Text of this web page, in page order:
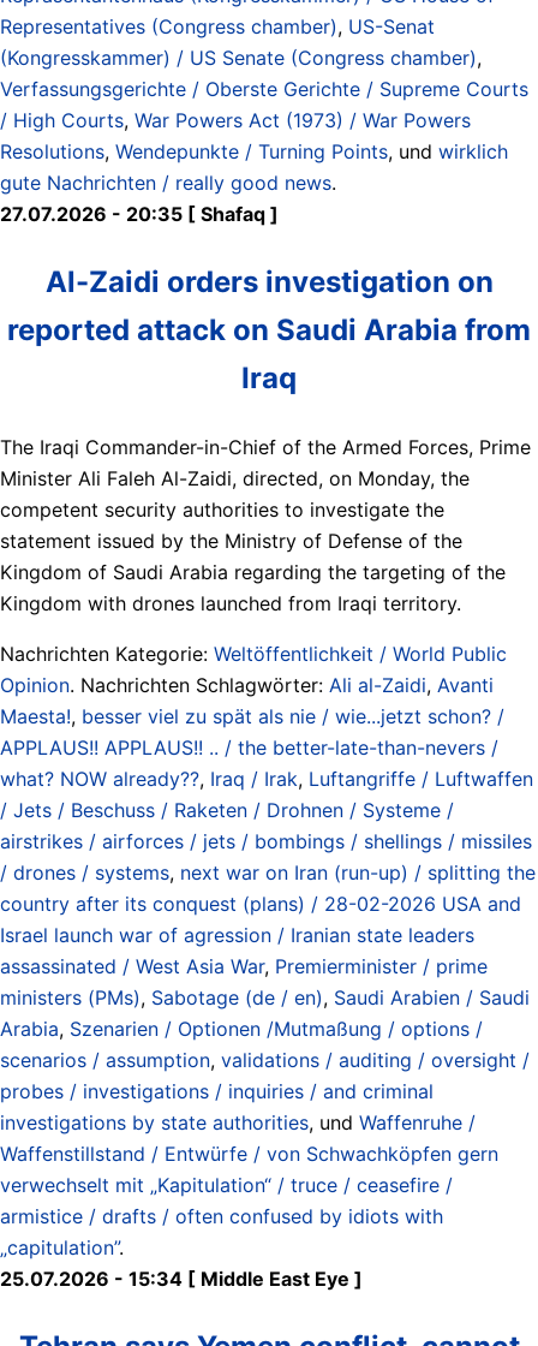
Representatives (Congress chamber), US-Senat
(Kongresskammer) / US Senate (Congress chamber),
Verfassungsgerichte / Oberste Gerichte / Supreme Courts
/ High Courts, War Powers Act (1973) / War Powers
Resolutions, Wendepunkte / Turning Points, und wirklich
gute Nachrichten / really good news.
27.07.2026 - 20:35 [ Shafaq ]
Al-Zaidi orders investigation on
reported attack on Saudi Arabia from
Iraq
The Iraqi Commander-in-Chief of the Armed Forces, Prime
Minister Ali Faleh Al-Zaidi, directed, on Monday, the
competent security authorities to investigate the
statement issued by the Ministry of Defense of the
Kingdom of Saudi Arabia regarding the targeting of the
Kingdom with drones launched from Iraqi territory.
Nachrichten Kategorie: Weltöffentlichkeit / World Public
Opinion. Nachrichten Schlagwörter: Ali al-Zaidi, Avanti
Maesta!, besser viel zu spät als nie / wie...jetzt schon? /
APPLAUS!! APPLAUS!! .. / the better-late-than-nevers /
what? NOW already??, Iraq / Irak, Luftangriffe / Luftwaffen
/ Jets / Beschuss / Raketen / Drohnen / Systeme /
airstrikes / airforces / jets / bombings / shellings / missiles
/ drones / systems, next war on Iran (run-up) / splitting the
country after its conquest (plans) / 28-02-2026 USA and
Israel launch war of agression / Iranian state leaders
assassinated / West Asia War, Premierminister / prime
ministers (PMs), Sabotage (de / en), Saudi Arabien / Saudi
Arabia, Szenarien / Optionen /Mutmaßung / options /
scenarios / assumption, validations / auditing / oversight /
probes / investigations / inquiries / and criminal
investigations by state authorities, und Waffenruhe /
Waffenstillstand / Entwürfe / von Schwachköpfen gern
verwechselt mit „Kapitulation“ / truce / ceasefire /
armistice / drafts / often confused by idiots with
„capitulation”.
25.07.2026 - 15:34 [ Middle East Eye ]